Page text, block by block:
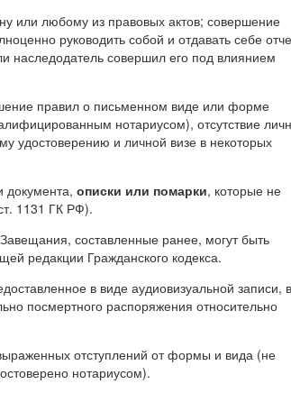
или любому из правовых актов; совершение
руководить собой и отдавать себе
наследодатель совершил его под влиянием
правил о письменном виде или форме
нотариусом), отсутствие
удостоверению и личной визе в некоторых
документа, описки или помарки, которые не
1131 ГК РФ).
составленные ранее, могут быть
редакции Гражданского кодекса.
в виде аудиовизуальной записи, в
посмертного распоряжения относительно
отступлений от формы и вида (не
нотариусом).